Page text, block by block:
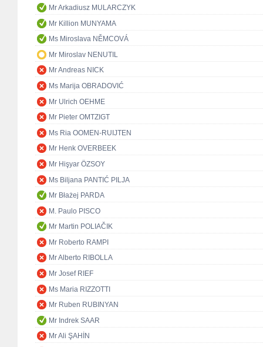
Mr Arkadiusz MULARCZYK
Mr Killion MUNYAMA
Ms Miroslava NĚMCOVÁ
Mr Miroslav NENUTIL
Mr Andreas NICK
Ms Marija OBRADOVIĆ
Mr Ulrich OEHME
Mr Pieter OMTZIGT
Ms Ria OOMEN-RUIJTEN
Mr Henk OVERBEEK
Mr Hişyar ÖZSOY
Ms Biljana PANTIĆ PILJA
Mr Błażej PARDA
M. Paulo PISCO
Mr Martin POLIAČIK
Mr Roberto RAMPI
Mr Alberto RIBOLLA
Mr Josef RIEF
Ms Maria RIZZOTTI
Mr Ruben RUBINYAN
Mr Indrek SAAR
Mr Ali ŞAHİN